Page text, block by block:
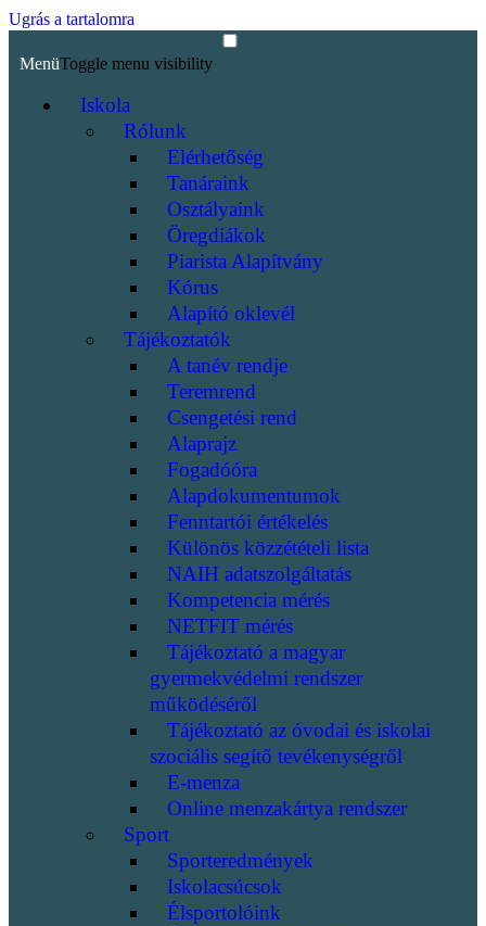
Ugrás a tartalomra
MenüToggle menu visibility
Iskola
Rólunk
Elérhetőség
Tanáraink
Osztályaink
Öregdiákok
Piarista Alapítvány
Kórus
Alapító oklevél
Tájékoztatók
A tanév rendje
Teremrend
Csengetési rend
Alaprajz
Fogadóóra
Alapdokumentumok
Fenntartói értékelés
Különös közzétételi lista
NAIH adatszolgáltatás
Kompetencia mérés
NETFIT mérés
Tájékoztató a magyar
gyermekvédelmi rendszer
működéséről
Tájékoztató az óvodai és iskolai
szociális segítő tevékenységről
E-menza
Online menzakártya rendszer
Sport
Sporteredmények
Iskolacsúcsok
Élsportolóink